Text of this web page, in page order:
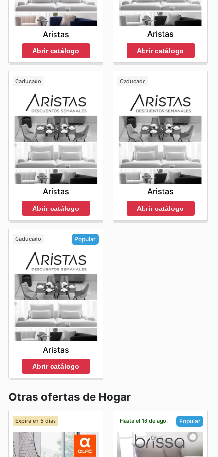
Aristas
Abrir catálogo
Aristas
Abrir catálogo
Caducado
Aristas
Abrir catálogo
Caducado
Aristas
Abrir catálogo
Caducado Popular
Aristas
Abrir catálogo
Otras ofertas de Hogar
Expira en 5 días Hasta el 16 de ago. Popular